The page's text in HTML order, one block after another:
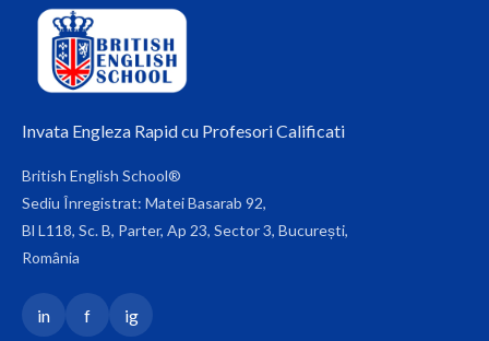
Invata Engleza Rapid cu Profesori Calificati
British English School®
Sediu Înregistrat: Matei Basarab 92,
Bl L118, Sc. B, Parter, Ap 23, Sector 3, București,
România
in f ig